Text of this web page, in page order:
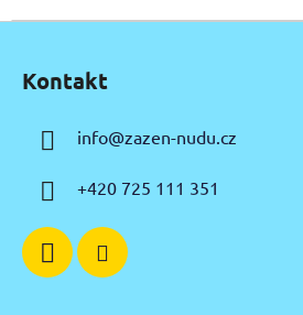
Kontakt
info@zazen-nudu.cz
+420 725 111 351